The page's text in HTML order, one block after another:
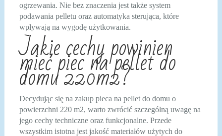
ogrzewania. Nie bez znaczenia jest także system
podawania pelletu oraz automatyka sterująca, które
wpływają na wygodę użytkowania.
Jakie cechy powinien
mieć piec na pellet do
domu 220m2?
Decydując się na zakup pieca na pellet do domu o
powierzchni 220 m2, warto zwrócić szczególną uwagę na
jego cechy techniczne oraz funkcjonalne. Przede
wszystkim istotna jest jakość materiałów użytych do